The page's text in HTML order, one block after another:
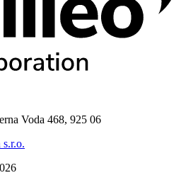
Voda 468, 925 06